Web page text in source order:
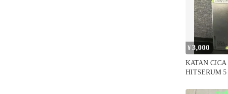
¥3,000
KATAN CICA
HITSERUM 5